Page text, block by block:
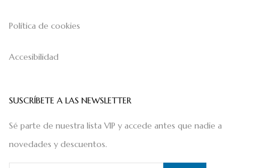
Política de cookies
Accesibilidad
SUSCRÍBETE A LAS NEWSLETTER
Sé parte de nuestra lista VIP y accede antes que nadie a
novedades y descuentos.